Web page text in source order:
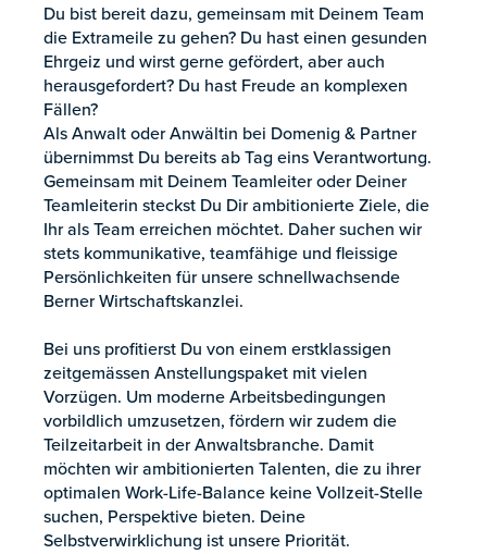
Du bist bereit dazu, gemeinsam mit Deinem Team
die Extrameile zu gehen? Du hast einen gesunden
Ehrgeiz und wirst gerne gefördert, aber auch
herausgefordert? Du hast Freude an komplexen
Fällen?
Als Anwalt oder Anwältin bei Domenig & Partner
übernimmst Du bereits ab Tag eins Verantwortung.
Gemeinsam mit Deinem Teamleiter oder Deiner
Teamleiterin steckst Du Dir ambitionierte Ziele, die
Ihr als Team erreichen möchtet. Daher suchen wir
stets kommunikative, teamfähige und fleissige
Persönlichkeiten für unsere schnellwachsende
Berner Wirtschaftskanzlei.
Bei uns profitierst Du von einem erstklassigen
zeitgemässen Anstellungspaket mit vielen
Vorzügen. Um moderne Arbeitsbedingungen
vorbildlich umzusetzen, fördern wir zudem die
Teilzeitarbeit in der Anwaltsbranche. Damit
möchten wir ambitionierten Talenten, die zu ihrer
optimalen Work-Life-Balance keine Vollzeit-Stelle
suchen, Perspektive bieten. Deine
Selbstverwirklichung ist unsere Priorität.